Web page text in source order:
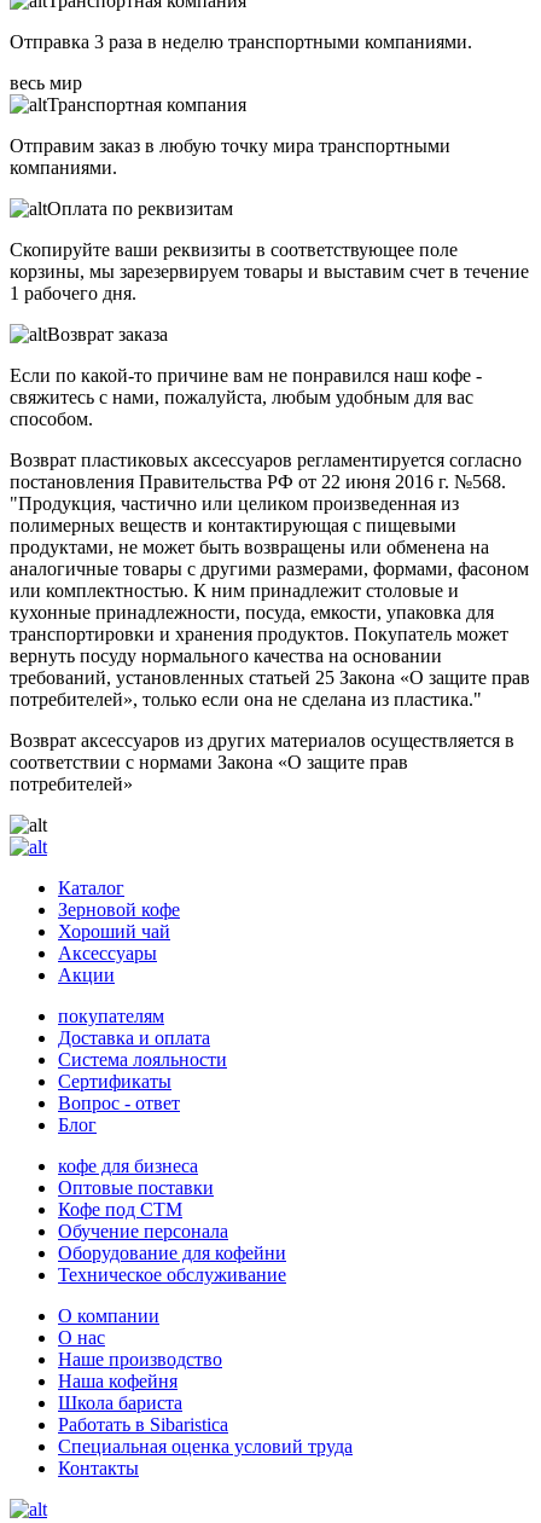
Отправка 3 раза в неделю транспортными компаниями.
весь мир
Транспортная компания
Отправим заказ в любую точку мира транспортными
компаниями.
Оплата по реквизитам
Скопируйте ваши реквизиты в соответствующее поле
корзины, мы зарезервируем товары и выставим счет в течение
1 рабочего дня.
Возврат заказа
Если по какой-то причине вам не понравился наш кофе -
свяжитесь с нами, пожалуйста, любым удобным для вас
способом.
Возврат пластиковых аксессуаров регламентируется согласно
постановления Правительства РФ от 22 июня 2016 г. №568.
"Продукция, частично или целиком произведенная из
полимерных веществ и контактирующая с пищевыми
продуктами, не может быть возвращены или обменена на
аналогичные товары с другими размерами, формами, фасоном
или комплектностью. К ним принадлежит столовые и
кухонные принадлежности, посуда, емкости, упаковка для
транспортировки и хранения продуктов. Покупатель может
вернуть посуду нормального качества на основании
требований, установленных статьей 25 Закона «О защите прав
потребителей», только если она не сделана из пластика."
Возврат аксессуаров из других материалов осуществляется в
соответствии с нормами Закона «О защите прав
потребителей»
Каталог
Зерновой кофе
Хороший чай
Аксессуары
Акции
покупателям
Доставка и оплата
Система лояльности
Сертификаты
Вопрос - ответ
Блог
кофе для бизнеса
Оптовые поставки
Кофе под СТМ
Обучение персонала
Оборудование для кофейни
Техническое обслуживание
О компании
О нас
Наше производство
Наша кофейня
Школа бариста
Работать в Sibaristica
Специальная оценка условий труда
Контакты